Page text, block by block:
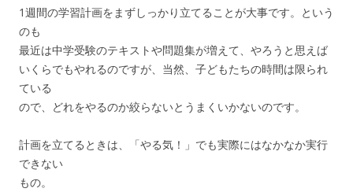
1週間の学習計画をまずしっかり立てることが大事です。という
のも
最近は中学受験のテキストや問題集が増えて、やろうと思えば
いくらでもやれるのですが、当然、子どもたちの時間は限られ
ている
ので、どれをやるのか絞らないとうまくいかないのです。
計画を立てるときは、「やる気！」でも実際にはなかなか実行
できない
もの。